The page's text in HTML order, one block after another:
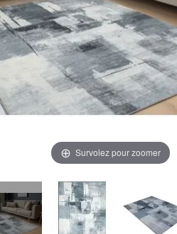
Survolez pour zoomer